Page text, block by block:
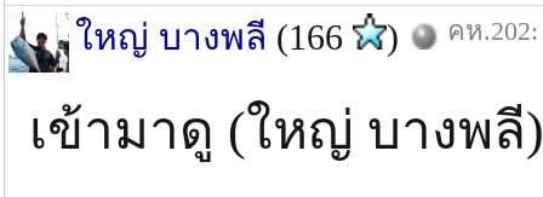
ใหญ่ บางพลี (166 ) คห
เข้ามาดู (ใหญ่ บางพ